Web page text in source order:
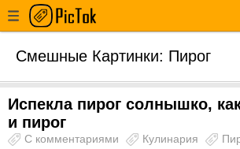
Смешные Картинки: Пирог
Испекла пирог солнышко,
и пирог
С комментариями Кулинария